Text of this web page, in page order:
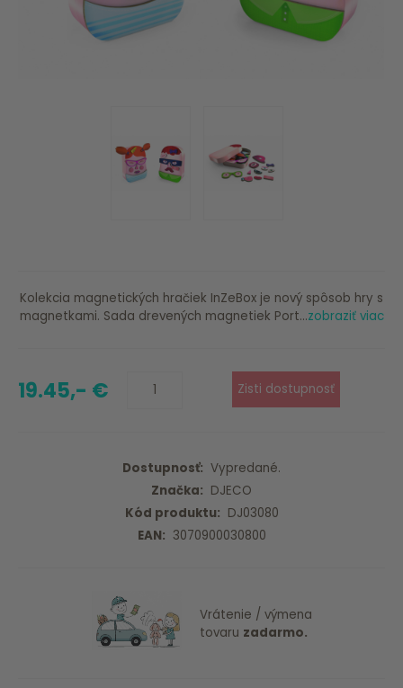
Kolekcia magnetických hračiek InZeBox je nový spôsob hry s
magnetkami. Sada drevených magnetiek Port...zobraziť viac
19.45,- €
Dostupnosť: Vypredané.
Značka: DJECO
Kód produktu: DJ03080
EAN: 3070900030800
Vrátenie / výmena
tovaru zadarmo.